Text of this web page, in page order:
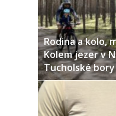
Rodina a kolo,
Kolem jezer v
Tucholské bory